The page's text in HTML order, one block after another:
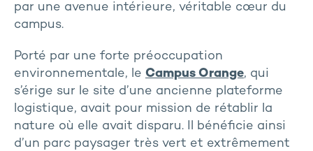
par une avenue intérieure, véritable cœur du
campus.
Porté par une forte préoccupation
environnementale, le Campus Orange, qui
s’érige sur le site d’une ancienne plateforme
logistique, avait pour mission de rétablir la
nature où elle avait disparu. Il bénéficie ainsi
d’un parc paysager très vert et extrêmement